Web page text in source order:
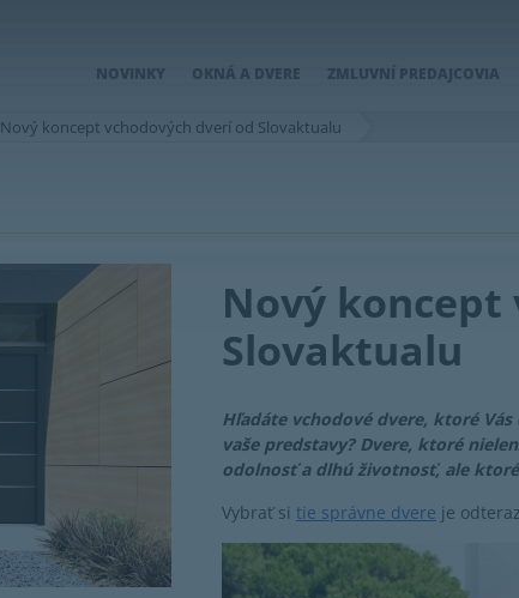
NOVINKY OKNÁ A DVERE ZMLUVNÍ PREDAJCOVIA
Nový koncept vchodových dverí od Slovaktualu
Nový koncept
Slovaktualu
Hľadáte vchodové dvere, ktoré
vaše predstavy? Dvere, ktoré
odolnosť a dlhú životnosť, ale
Vybrať si tie správne dvere je